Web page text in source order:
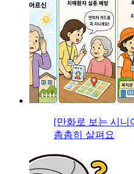
[만화로 보는 시니
촘촘히 살펴요